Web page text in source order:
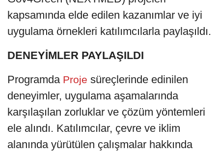
kapsamında elde edilen kazanımlar ve iyi
uygulama örnekleri katılımcılarla paylaşıldı.
DENEYİMLER PAYLAŞILDI
Programda Proje süreçlerinde edinilen
deneyimler, uygulama aşamalarında
karşılaşılan zorluklar ve çözüm yöntemleri
ele alındı. Katılımcılar, çevre ve iklim
alanında yürütülen çalışmalar hakkında